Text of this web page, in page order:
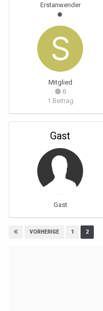
Erstanwender
Mitglied
0
1 Beitrag
Gast
Gast
VORHERIGE 1 2